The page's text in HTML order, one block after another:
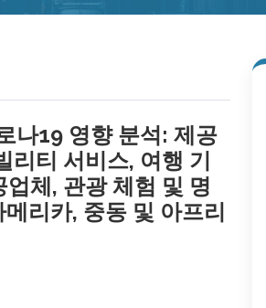
나19 영향 분석: 제공
티 서비스, 여행 기
체, 관광 체험 및 명
리카, 중동 및 아프리